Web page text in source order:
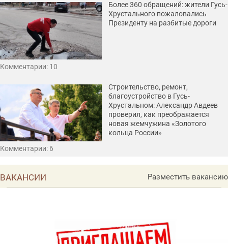
Более 360 обращений: жители Гусь-
Хрустального пожаловались
Президенту на разбитые дороги
Комментарии: 10
Строительство, ремонт,
благоустройство в Гусь-
Хрустальном: Александр Авдеев
проверил, как преображается
новая жемчужина «Золотого
кольца России»
Комментарии: 6
ВАКАНСИИ Разместить вакансию